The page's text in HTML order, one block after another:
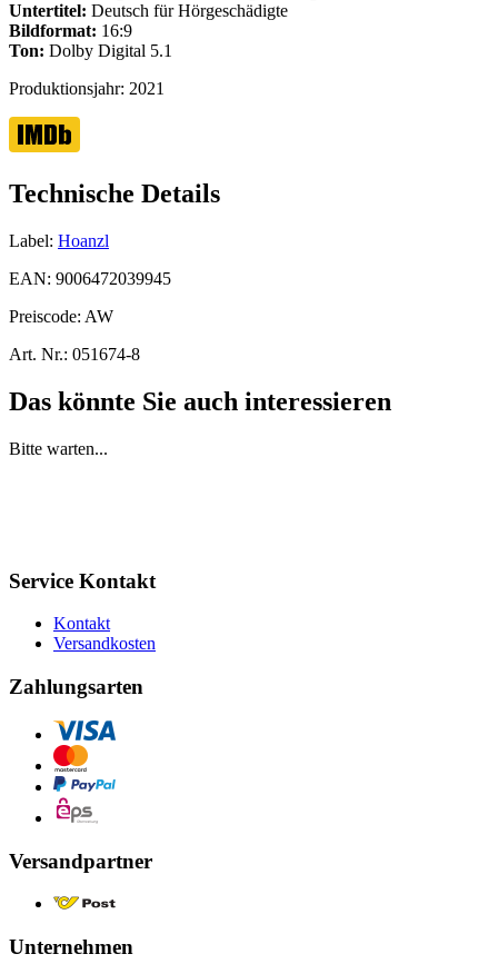
Untertitel: Deutsch für Hörgeschädigte
Bildformat: 16:9
Ton: Dolby Digital 5.1
Produktionsjahr: 2021
Technische Details
Label: Hoanzl
EAN: 9006472039945
Preiscode: AW
Art. Nr.: 051674-8
Das könnte Sie auch interessieren
Bitte warten...
Service Kontakt
Kontakt
Versandkosten
Zahlungsarten
Versandpartner
Unternehmen